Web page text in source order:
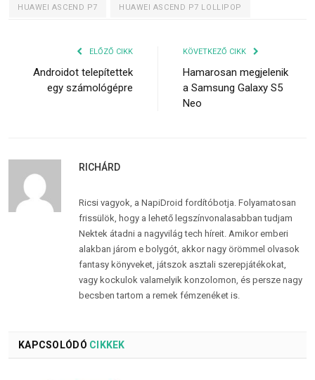
HUAWEI ASCEND P7 HUAWEI ASCEND P7 LOLLIPOP
ELŐZŐ CIKK
Androidot telepítettek
egy számológépre
KÖVETKEZŐ CIKK
Hamarosan megjelenik
a Samsung Galaxy S5
Neo
RICHÁRD
Ricsi vagyok, a NapiDroid fordítóbotja. Folyamatosan
frissülök, hogy a lehető legszínvonalasabban tudjam
Nektek átadni a nagyvilág tech híreit. Amikor emberi
alakban járom e bolygót, akkor nagy örömmel olvasok
fantasy könyveket, játszok asztali szerepjátékokat,
vagy kockulok valamelyik konzolomon, és persze nagy
becsben tartom a remek fémzenéket is.
KAPCSOLÓDÓ CIKKEK